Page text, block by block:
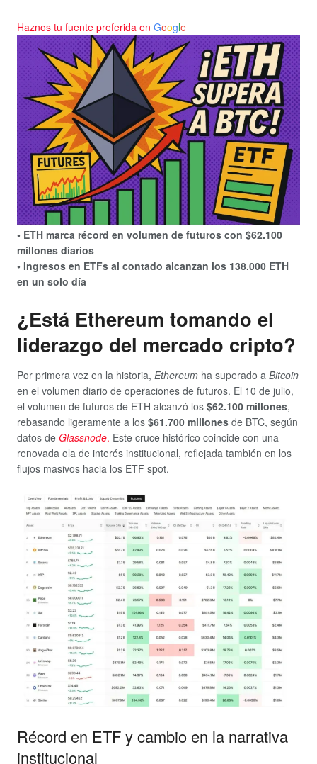
Haznos tu fuente preferida en Google
• ETH marca récord en volumen de futuros con $62.100
millones diarios
• Ingresos en ETFs al contado alcanzan los 138.000 ETH
en un solo día
¿Está Ethereum tomando el
liderazgo del mercado cripto?
Por primera vez en la historia, Ethereum ha superado a Bitcoin
en el volumen diario de operaciones de futuros. El 10 de julio,
el volumen de futuros de ETH alcanzó los $62.100 millones,
rebasando ligeramente a los $61.700 millones de BTC, según
datos de Glassnode. Este cruce histórico coincide con una
renovada ola de interés institucional, reflejada también en los
flujos masivos hacia los ETF spot.
Récord en ETF y cambio en la narrativa
institucional